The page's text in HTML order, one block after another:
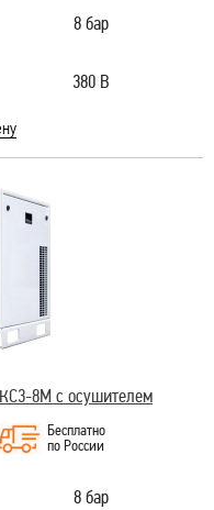
8 бар
380 В
8М с осушителем
Бесплатно
по России
8 бар